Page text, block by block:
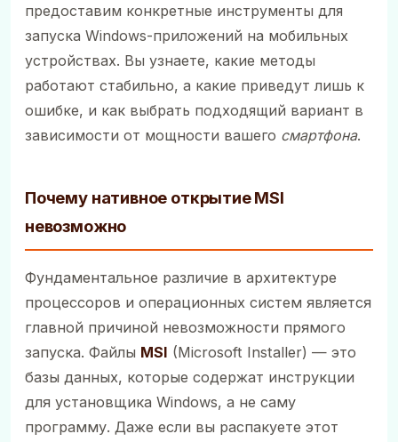
предоставим конкретные инструменты для
запуска Windows-приложений на мобильных
устройствах. Вы узнаете, какие методы
работают стабильно, а какие приведут лишь к
ошибке, и как выбрать подходящий вариант в
зависимости от мощности вашего смартфона.
Почему нативное открытие MSI
невозможно
Фундаментальное различие в архитектуре
процессоров и операционных систем является
главной причиной невозможности прямого
запуска. Файлы MSI (Microsoft Installer) — это
базы данных, которые содержат инструкции
для установщика Windows, а не саму
программу. Даже если вы распакуете этот